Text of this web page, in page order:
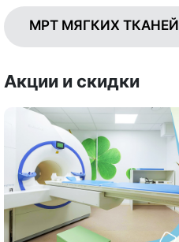
МРТ МЯГКИХ ТКАНЕЙ
Акции и скидки